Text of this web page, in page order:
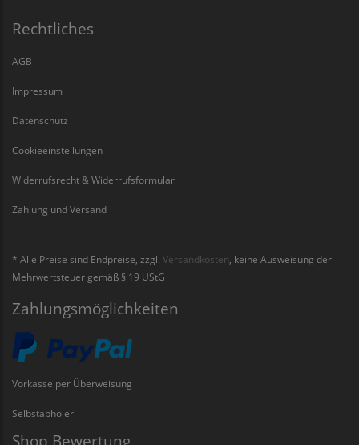
Rechtliches
AGB
Impressum
Datenschutz
Cookieeinstellungen
Widerrufsrecht & Widerrufsformular
Zahlung und Versand
* Alle Preise sind Endpreise, zzgl. Versandkosten , keine Ausweisung der
Mehrwertsteuer gemäß § 19 UStG
Zahlungsmöglichkeiten
Vorkasse per Überweisung
Selbstabholer
Shop Bewertung